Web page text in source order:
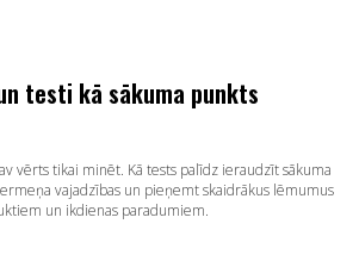
testi kā sākuma punkts
vērts tikai minēt. Kā tests palīdz ieraudzīt sākuma
vajadzības un pieņemt skaidrākus lēmumus
un ikdienas paradumiem.